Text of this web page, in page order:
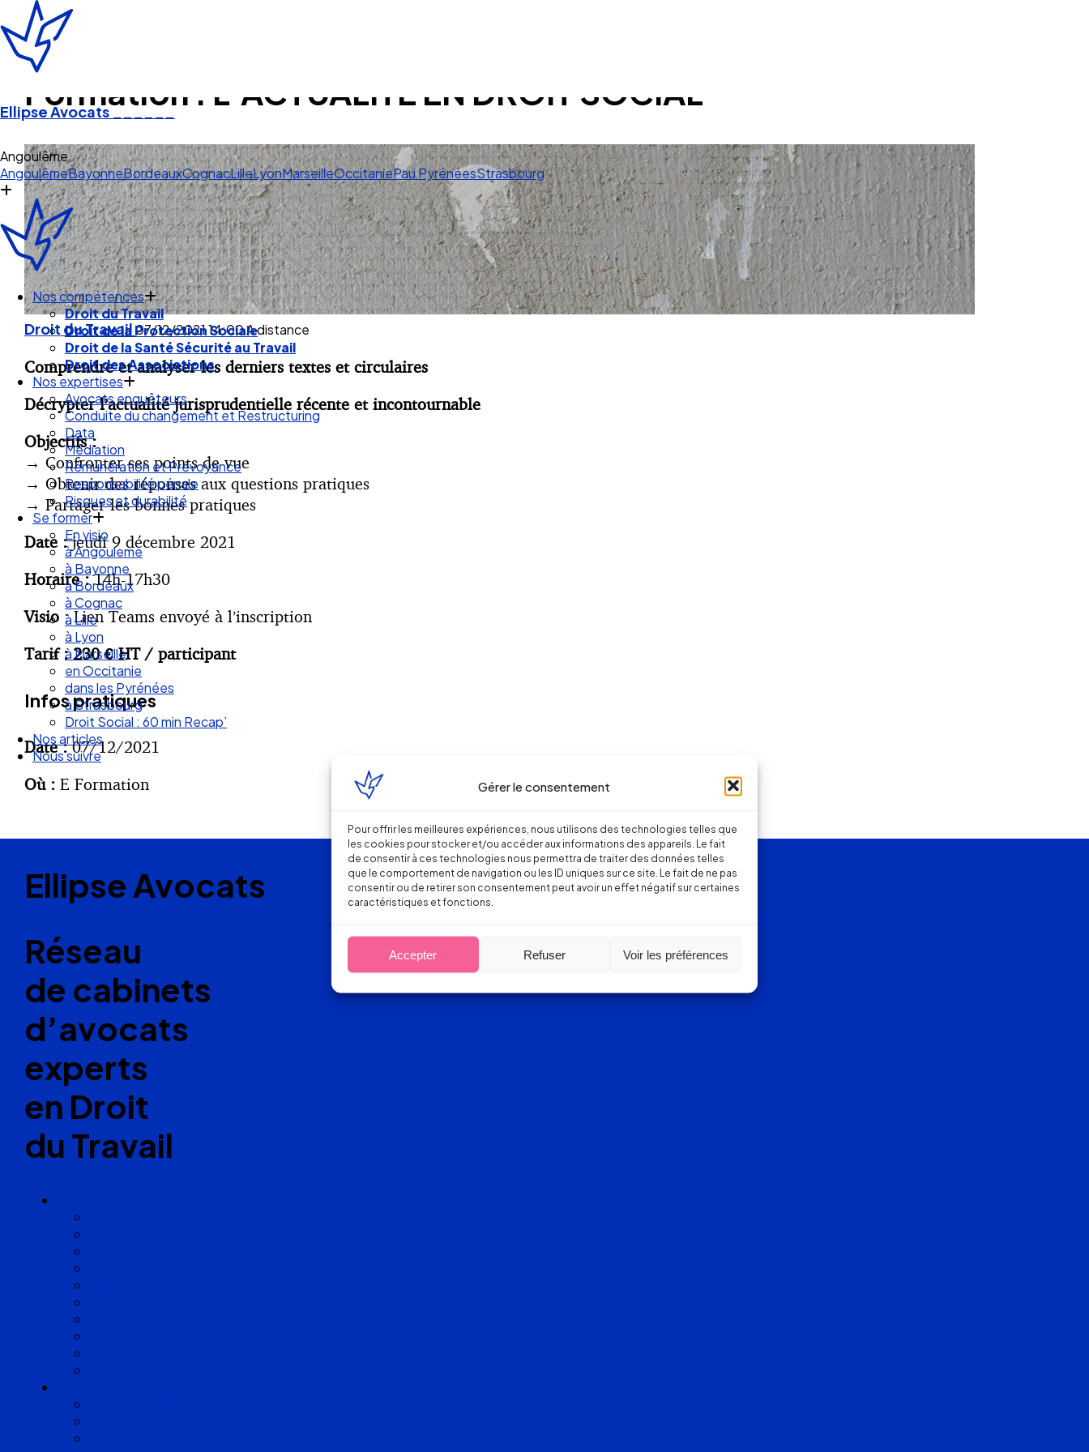
Gérer le consentement
Pour offrir les meilleures expériences, nous utilisons des technologies telles que
les cookies pour stocker et/ou accéder aux informations des appareils. Le fait
de consentir à ces technologies nous permettra de traiter des données telles
que le comportement de navigation ou les ID uniques sur ce site. Le fait de ne pas
consentir ou de retirer son consentement peut avoir un effet négatif sur certaines
caractéristiques et fonctions.
Accepter Refuser Voir les préférences
Ellipse Avocats______
An
AngoulêmeBayonneBordeauxCognacLilleLyonMarseilleOccitaniePau PyrénéesStrasbourg
Nos compétences
Droit du Travail
Droit de la Protection Sociale
Droit de la Santé Sécurité au Travail
Droit des Associations
Nos expertises
Avocats enquêteurs
Conduite du changement et Restructuring
Data
Médiation
Rémunération et Prévoyance
Responsabilité pénale
Risques et durabilité
Se former
En visio
à Angouleme
à Bayonne
à Bordeaux
à Cognac
à Lille
à Lyon
à Marseille
en Occitanie
dans les Pyrénées
à Strasbourg
Droit Social : 60 min Recap’
Nos articles
Nous suivre
Formation : L’ACTUALITE EN DROIT SOCIAL
Droit du Travail07/12/202114:00A distance
Comprendre et analyser les derniers textes et circulaires
Décrypter l’actualité jurisprudentielle récente et incontournable
Objectifs :
→ Confronter ses points de vue
→ Obtenir des réponses aux questions pratiques
→ Partager les bonnes pratiques
Date :jeudi 9 décembre 2021
Horaire :14h-17h30
Visio : Lien Teams envoyé à l’inscription
Tarif : 230 € HT / participant
Infos pratiques
Date :07/12/2021
Où : E Formation
Je m'inscris
Ellipse Avocats
Réseau
de cabinets
d’avocats
experts
en Droit
du Travail